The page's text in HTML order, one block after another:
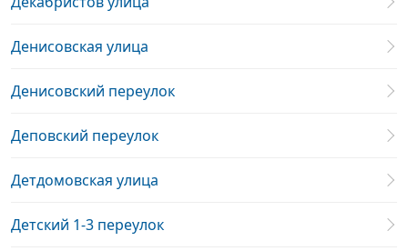
Денисовская улица
Денисовский переулок
Деповский переулок
Детдомовская улица
Детский 1-3 переулок